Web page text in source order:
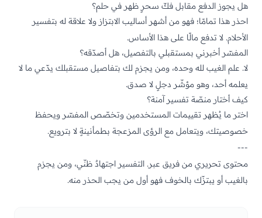
هل يجوز الدفع مقابل فكّ سحرٍ ظهر في حلم؟
احذر هذا تمامًا؛ فهو من أشهر أساليب الابتزاز ولا علاقة له بتفسير
الأحلام. لا تدفع مالًا على هذا الأساس.
المفسّر أخبرني بمستقبلي بالتفصيل، هل أصدّقه؟
لا. علم الغيب لله وحده، ومن يجزم لك بتفاصيل مستقبلك يدّعي ما لا
يعلمه أحد، وهو مؤشّر دجلٍ لا صدق.
كيف أختار منصّة تفسير آمنة؟
اختر ما يُظهر تقييمات المستخدمين وتخصّص المفسّر ويحفظ
خصوصيتك، ويتعامل مع الرؤى المزعجة بطمأنينةٍ لا بترويع.
---
محتوى تحريري من فريق عبر. التفسير اجتهادٌ ظنّي، ومن يجزم
بالغيب أو يبتزّك بالخوف فهو أول من يجب الحذر منه.